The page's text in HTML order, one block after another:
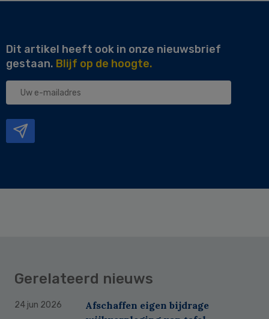
Dit artikel heeft ook in onze nieuwsbrief
gestaan. Blijf op de hoogte.
Uw
Gerelateerd nieuws
24 jun 2026
Afschaffen eigen bijdrage